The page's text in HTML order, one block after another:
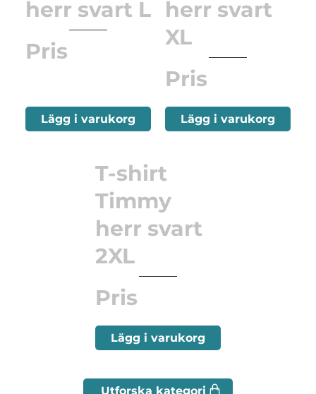
herr svart L
Pris
Lägg i varukorg
herr svart
XL
Pris
Lägg i varukorg
T-shirt
Timmy
herr svart
2XL
Pris
Lägg i varukorg